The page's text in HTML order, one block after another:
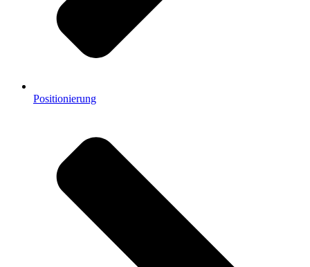
Positionierung